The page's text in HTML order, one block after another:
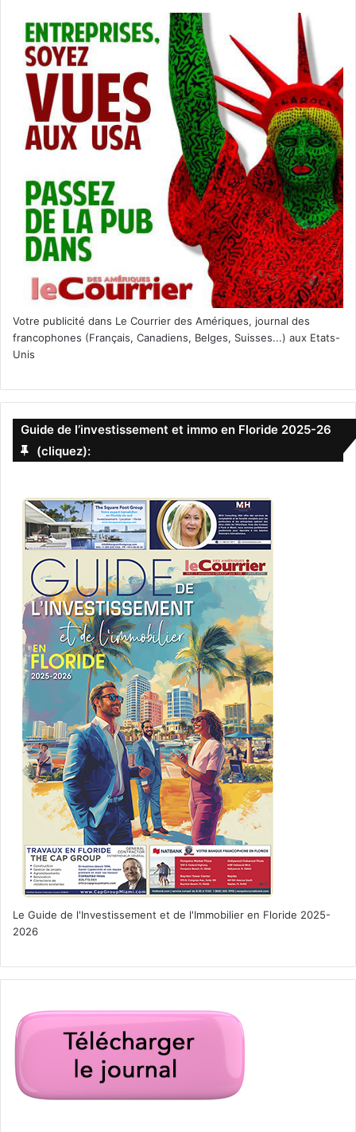
Votre publicité dans Le Courrier des Amériques, journal des
francophones (Français, Canadiens, Belges, Suisses...) aux Etats-
Unis
Guide de l’investissement et immo en Floride 2025-26
(cliquez):
Le Guide de l'Investissement et de l'Immobilier en Floride 2025-
2026